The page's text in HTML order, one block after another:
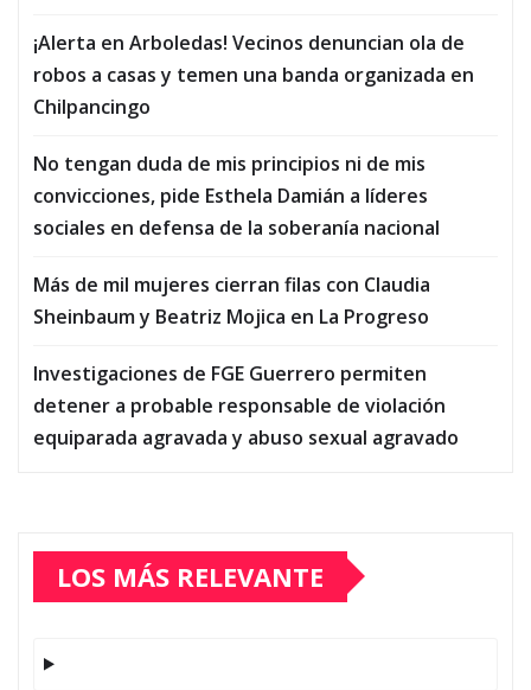
¡Alerta en Arboledas! Vecinos denuncian ola de
robos a casas y temen una banda organizada en
Chilpancingo
No tengan duda de mis principios ni de mis
convicciones, pide Esthela Damián a líderes
sociales en defensa de la soberanía nacional
Más de mil mujeres cierran filas con Claudia
Sheinbaum y Beatriz Mojica en La Progreso
Investigaciones de FGE Guerrero permiten
detener a probable responsable de violación
equiparada agravada y abuso sexual agravado
LOS MÁS RELEVANTE